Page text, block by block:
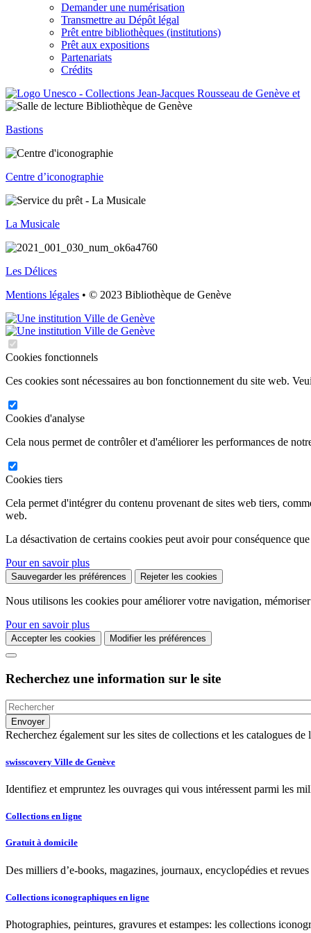
Demander une numérisation
Transmettre au Dépôt légal
Prêt entre bibliothèques (institutions)
Prêt aux expositions
Partenariats
Crédits
Bastions
Centre d’iconographie
La Musicale
Les Délices
Mentions légales • © 2023 Bibliothèque de Genève
Cookies fonctionnels
Ces cookies sont nécessaires au bon fonctionnement du site web.
Cookies d'analyse
Cela nous permet de contrôler et d'améliorer les performances de
Cookies tiers
Cela permet d'intégrer du contenu provenant de sites web tiers,
web.
La désactivation de certains cookies peut avoir pour conséquence
Pour en savoir plus
Sauvegarder les préférences Rejeter les cookies
Nous utilisons les cookies pour améliorer votre navigation,
Pour en savoir plus
Accepter les cookies Modifier les préférences
Recherchez une information sur le site
Recherchez également sur les sites de collections et les catalogues
swisscovery Ville de Genève
Identifiez et empruntez les ouvrages qui vous intéressent parmi les
Collections en ligne
Gratuit à domicile
Des milliers d’e-books, magazines, journaux, encyclopédies et
Collections iconographiques en ligne
Photographies, peintures, gravures et estampes: les collections